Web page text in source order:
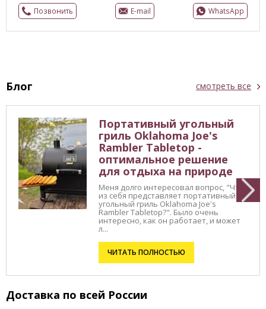
Позвонить E-mail WhatsApp
Блог смотреть все
Портативный угольный
гриль Oklahoma Joe's
Rambler Tabletop -
оптимальное решение
для отдыха на природе
Меня долго интересовал вопрос, "Что
из себя представляет портативный
угольный гриль Oklahoma Joe's
Rambler Tabletop?". Было очень
интересно, как он работает, и может
л...
ЧИТАТЬ ПОЛНОСТЬЮ
Доставка по всей России